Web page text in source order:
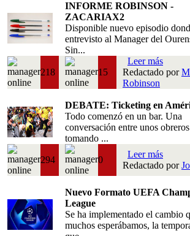
INFORME ROBINSON -
ZACARIAX2
Disponible nuevo episodio
entrevisto al Manager del
Sin...
218 15
Leer más
Redactado por
Robinson
DEBATE: Ticketing en
Todo comenzó en un bar. Una
conversación entre unos obreros
tomando ...
294 0
Leer más
Redactado por
Nuevo Formato UEFA
League
Se ha implementado el cambio
muchos esperábamos, la